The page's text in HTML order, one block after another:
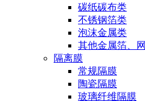
碳纸碳布类
不锈钢箔类
泡沫金属类
其他金属箔、网
隔离膜
常规隔膜
陶瓷隔膜
玻璃纤维隔膜